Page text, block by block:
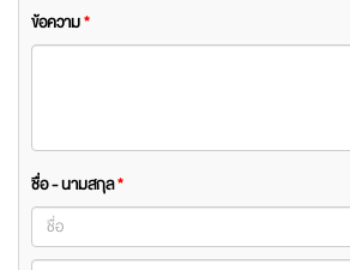
ข้อความ*
ชื่อ - นามสกุล*